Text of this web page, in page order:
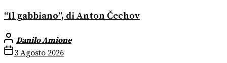
“Il gabbiano”, di Anton Čechov
Danilo Amione
3 Agosto 2026